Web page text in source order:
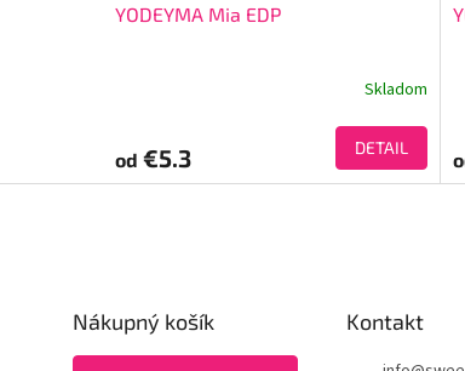
YODEYMA Mia EDP
Skladom
od €5.3 DETAIL
Nákupný košík Kontakt